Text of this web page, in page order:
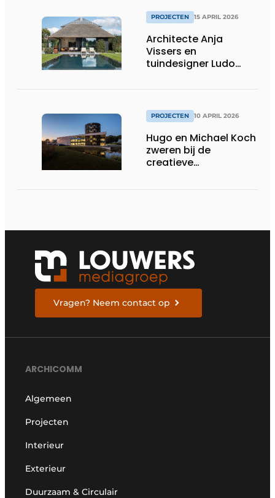
PROJECTEN 15 APRIL 2026
Architecte Anja
Vissers en
tuindesigner Ludo
PROJECTEN 10 APRIL 2026
Hugo en Michael Koch
zweren bij de
creatieve
Vragen? Neem contact op
ARCHICOMM
Algemeen
Projecten
Interieur
Exterieur
Duurzaam & Circulair